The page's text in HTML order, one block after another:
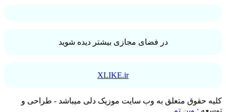
1
آرمان آوا
آرمان اسماعیلی2
در فضای مجازی بیشتر دیده شوید
XLIKE.ir
کلیه حقوق متعلق به وب سایت موزیک دلی میباشد - طراحی و
توسعه : وین تم